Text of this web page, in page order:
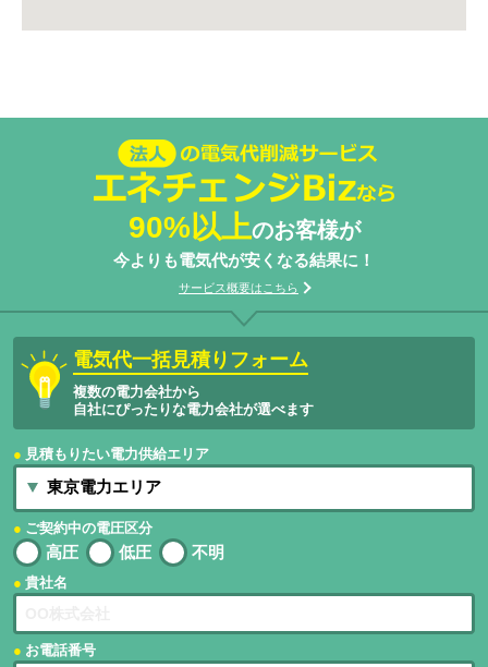
法人の電気代削減サービスエネチェン
ジBizなら
90%以上のお客様が
今よりも電気代が安くなる結果に！
サービス概要はこちら
電気代一括見積りフォーム
複数の電力会社から
自社にぴったりな電力会社が選べます
見積もりたい電力供給エリア
ご契約中の電圧区分
高圧 低圧 不明
貴社名
お電話番号